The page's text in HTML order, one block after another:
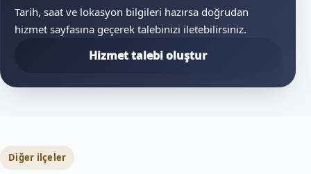
Tarih, saat ve lokasyon bilgileri hazırsa doğrudan
hizmet sayfasına geçerek talebinizi iletebilirsiniz.
Hizmet talebi oluştur
Diğer ilçeler